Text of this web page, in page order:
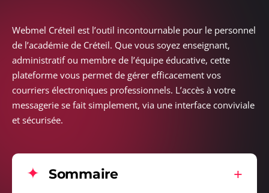
Webmel Créteil est l’outil incontournable pour le personnel
de l’académie de Créteil. Que vous soyez enseignant,
administratif ou membre de l’équipe éducative, cette
plateforme vous permet de gérer efficacement vos
courriers électroniques professionnels. L’accès à votre
messagerie se fait simplement, via une interface conviviale
et sécurisée.
Sommaire